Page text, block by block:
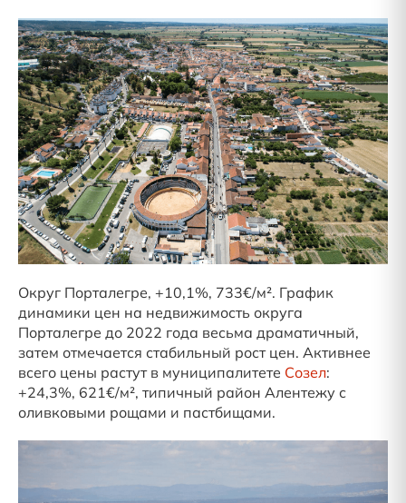
Округ Порталегре, +10,1%, 733€/м². График
динамики цен на недвижимость округа
Порталегре до 2022 года весьма драматичный,
затем отмечается стабильный рост цен. Активнее
всего цены растут в муниципалитете Созел:
+24,3%, 621€/м², типичный район Алентежу с
оливковыми рощами и пастбищами.